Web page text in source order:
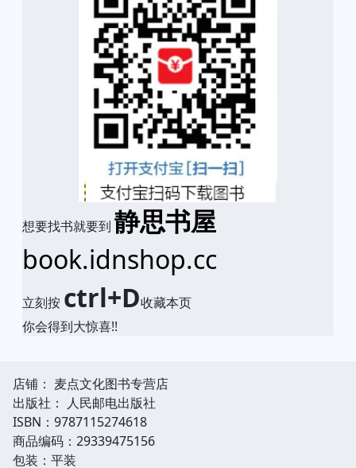
想要找书就要到 静思书屋
book.idnshop.cc
立刻按 ctrl+D收藏本页
你会得到大惊喜!!
店铺： 麦点文化图书专营店
出版社： 人民邮电出版社
ISBN：9787115274618
商品编码：29339475156
包装：平装